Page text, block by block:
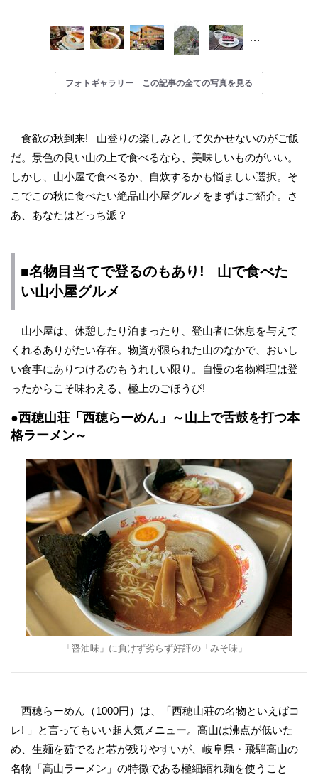
…
フォトギャラリー この記事の全ての写真を見る
食欲の秋到来! 山登りの楽しみとして欠かせないのがご飯
だ。景色の良い山の上で食べるなら、美味しいものがいい。
しかし、山小屋で食べるか、自炊するかも悩ましい選択。そ
こでこの秋に食べたい絶品山小屋グルメをまずはご紹介。さ
あ、あなたはどっち派？
■名物目当てで登るのもあり! 山で食べた
い山小屋グルメ
山小屋は、休憩したり泊まったり、登山者に休息を与えて
くれるありがたい存在。物資が限られた山のなかで、おいし
い食事にありつけるのもうれしい限り。自慢の名物料理は登
ったからこそ味わえる、極上のごほうび!
●西穂山荘「西穂らーめん」～山上で舌鼓を打つ本
格ラーメン～
「醤油味」に負けず劣らず好評の「みそ味」
西穂らーめん（1000円）は、「西穂山荘の名物といえばコ
レ! 」と言ってもいい超人気メニュー。高山は沸点が低いた
め、生麺を茹でると芯が残りやすいが、岐阜県・飛騨高山の
名物「高山ラーメン」の特徴である極細縮れ麺を使うこと